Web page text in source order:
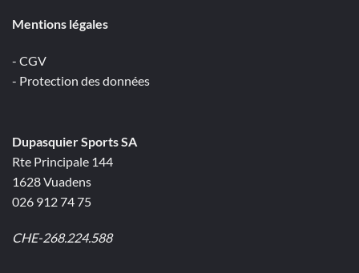
Mentions légales
- CGV
- Protection des données
Dupasquier Sports SA
Rte Principale 144
1628 Vuadens
026 912 74 75
CHE-268.224.588